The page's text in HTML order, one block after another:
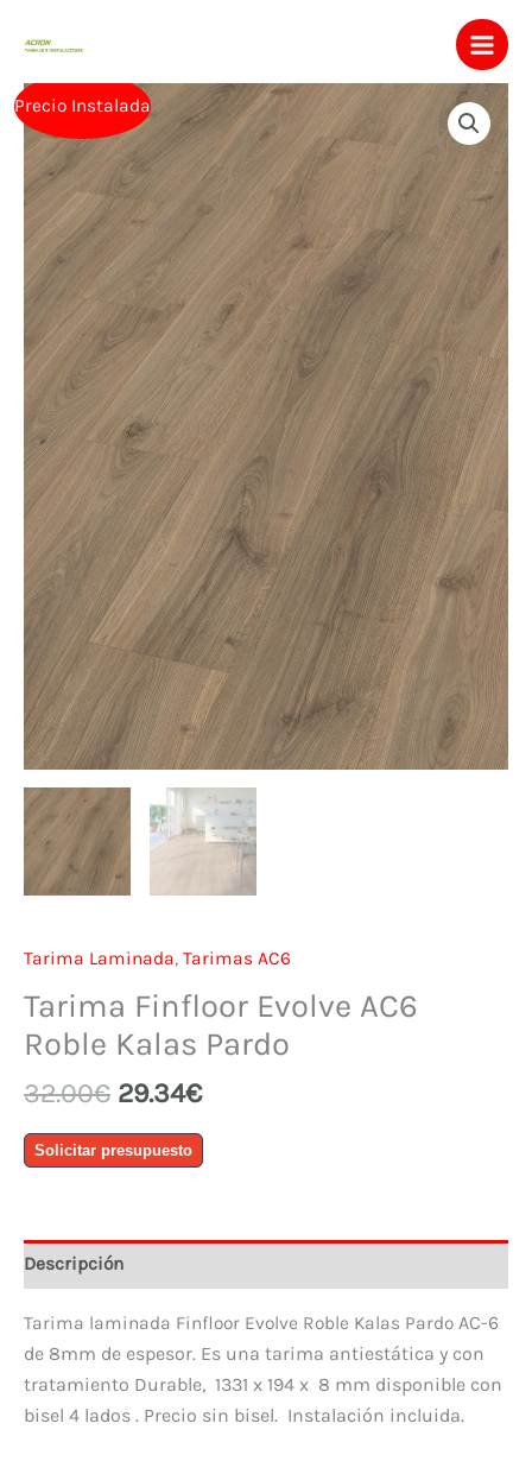
Precio Instalada
Tarima Laminada, Tarimas AC6
Tarima Finfloor Evolve AC6
Roble Kalas Pardo
32.00€ El
original
29.34€El
actual
Tarima
Finfloor
Roble
Kalas
Pardo
cantidad
Solicitar presupuesto
Descripción
Tarima laminada Finfloor Evolve Roble Kalas Pardo AC-6
de 8mm de espesor. Es una tarima antiestática y con
tratamiento Durable, 1331 x 194 x 8 mm disponible con
bisel 4 lados . Precio sin bisel. Instalación incluida.